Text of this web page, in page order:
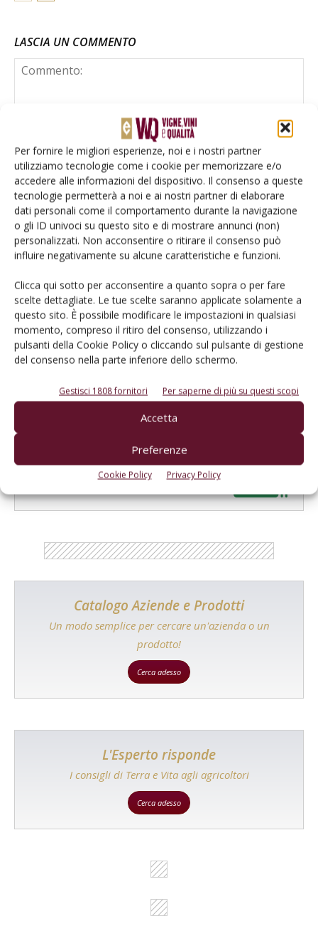
Per fornire le migliori esperienze, noi e i nostri partner
utilizziamo tecnologie come i cookie per memorizzare e/o
accedere alle informazioni del dispositivo. Il consenso a queste
tecnologie permetterà a noi e ai nostri partner di elaborare
dati personali come il comportamento durante la navigazione
o gli ID univoci su questo sito e di mostrare annunci (non)
personalizzati. Non acconsentire o ritirare il consenso può
influire negativamente su alcune caratteristiche e funzioni.
Clicca qui sotto per acconsentire a quanto sopra o per fare
scelte dettagliate. Le tue scelte saranno applicate solamente a
questo sito. È possibile modificare le impostazioni in qualsiasi
momento, compreso il ritiro del consenso, utilizzando i
pulsanti della Cookie Policy o cliccando sul pulsante di gestione
del consenso nella parte inferiore dello schermo.
Gestisci 1808 fornitori Per saperne di più su questi scopi
Accetta
Preferenze
Cookie Policy Privacy Policy
LASCIA UN COMMENTO
Salva il mio nome, email e sito web in questo browser per la
prossima volta che commento.
Tecniche, prodotti e servizi dalle aziende
Catalogo Aziende e Prodotti
Un modo semplice per cercare un'azienda o un
prodotto!
Cerca adesso
L'Esperto risponde
I consigli di Terra e Vita agli agricoltori
Cerca adesso